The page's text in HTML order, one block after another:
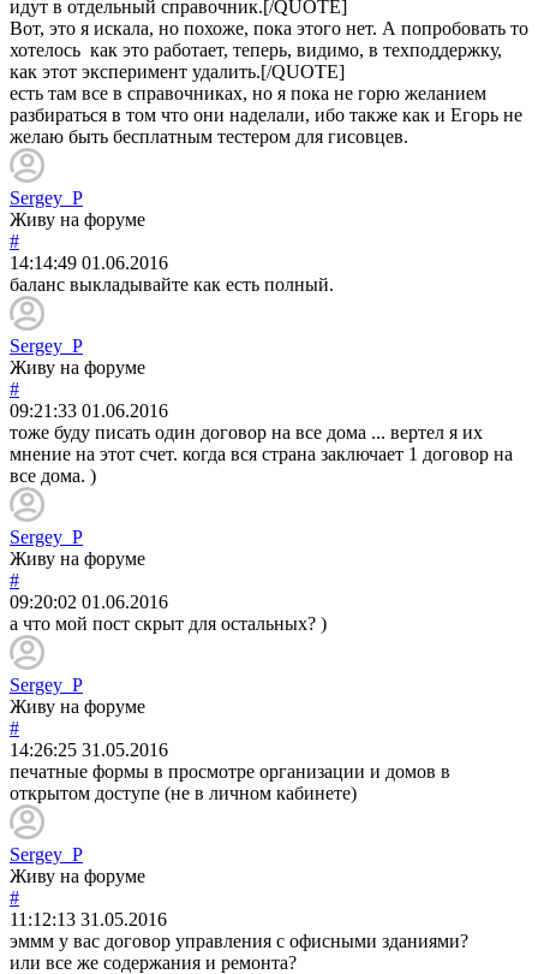
идут в отдельный справочник.[/QUOTE]
Вот, это я искала, но похоже, пока этого нет. А попробовать то
хотелось как это работает, теперь, видимо, в техподдержку,
как этот эксперимент удалить.[/QUOTE]
есть там все в справочниках, но я пока не горю желанием
разбираться в том что они наделали, ибо также как и Егорь не
желаю быть бесплатным тестером для гисовцев.
Sergey_P
Живу на форуме
#
14:14:49 01.06.2016
баланс выкладывайте как есть полный.
Sergey_P
Живу на форуме
#
09:21:33 01.06.2016
тоже буду писать один договор на все дома ... вертел я их
мнение на этот счет. когда вся страна заключает 1 договор на
все дома. )
Sergey_P
Живу на форуме
#
09:20:02 01.06.2016
а что мой пост скрыт для остальных? )
Sergey_P
Живу на форуме
#
14:26:25 31.05.2016
печатные формы в просмотре организации и домов в
открытом доступе (не в личном кабинете)
Sergey_P
Живу на форуме
#
11:12:13 31.05.2016
эммм у вас договор управления с офисными зданиями?
или все же содержания и ремонта?